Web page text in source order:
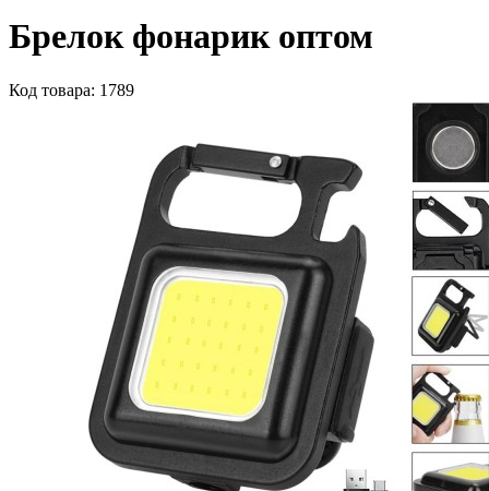
Брелок фонарик оптом
Код товара: 1789